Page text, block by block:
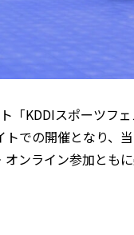
KDDIスポーツフェ
での開催となり
ンライン参加とも